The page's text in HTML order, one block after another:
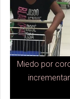
Miedo por